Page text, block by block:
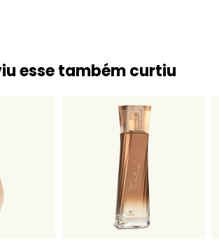
esse também curtiu